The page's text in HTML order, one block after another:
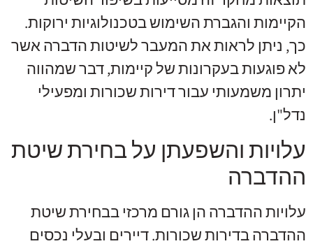
הקיימות והגברת השימוש בטכנולוגיות ירוקות.
כך, ניתן לראות את המעבר לשיטות הדברה אשר
לא פוגעות בעקרונות של קיימות, דבר שמהווה
יתרון משמעותי עבור דירות שכורות ומפעילי
נדל"ן.
עלויות והשפעתן על בחירת שיטת
ההדברה
עלויות ההדברה הן גורם מרכזי בבחירת שיטת
ההדברה בדירות שכורות. דיירים ובעלי נכסים